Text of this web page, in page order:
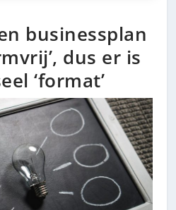
businessplan
dus er is
‘format’